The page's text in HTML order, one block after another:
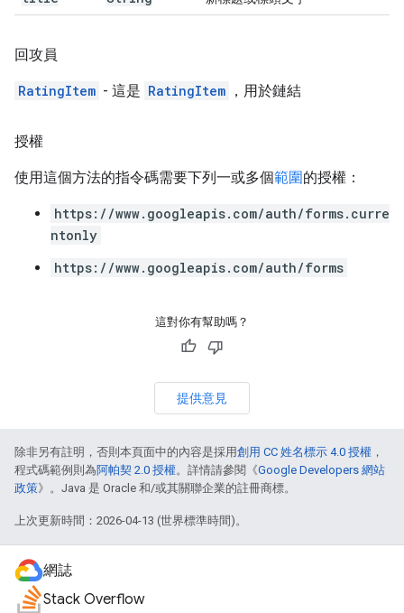
回攻員
RatingItem - 這是 RatingItem ，用於鏈結
授權
使用這個方法的指令碼需要下列一或多個範圍的授權：
https://www.googleapis.com/auth/forms.curre
ntonly
https://www.googleapis.com/auth/forms
這對你有幫助嗎？
提供意見
除非另有註明，否則本頁面中的內容是採用創用 CC 姓名標示 4.0 授權 ，
程式碼範例則為阿帕契 2.0 授權。詳情請參閱《Google Developers 網站
政策》。Java 是 Oracle 和/或其關聯企業的註冊商標。
上次更新時間：2026-04-13 (世界標準時間)。
網誌
Stack Overflow